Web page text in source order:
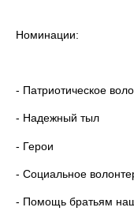
Номинации:
- Патриотическое
- Надежный тыл
- Герои
- Социальное
- Помощь братьям